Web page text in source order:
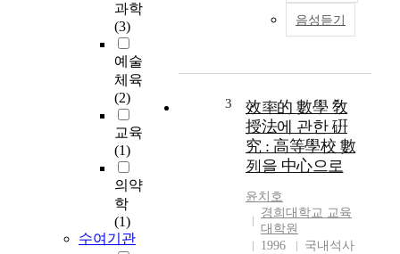
과학
(3)
예술
체육
(2)
교육
(1)
의약
학
(1)
수여기관
음성듣기
3
效率的 數學 敎
授法에 관한 硏
究 : 高等學校 數
列을 中心으로
윤치호
경희대학교 교육
대학원
1996
국내석사